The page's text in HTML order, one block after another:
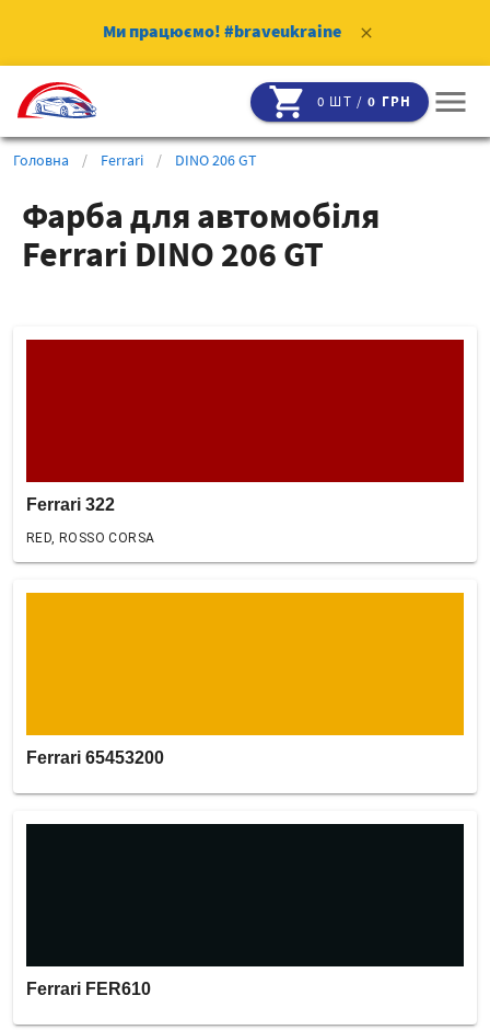
Ми працюємо! #braveukraine clear
shopping_cart 0 ШТ /0 ГРН menu
Головна / Ferrari / DINO 206 GT
Фарба для автомобіля
Ferrari DINO 206 GT
Ferrari 322
RED, ROSSO CORSA
Ferrari 65453200
Ferrari FER610